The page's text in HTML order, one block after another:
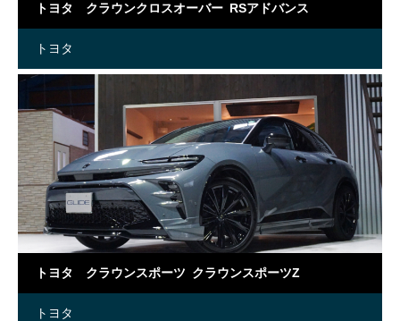
トヨタ クラウンクロスオーバー RSアドバンス
トヨタ
トヨタ クラウンスポーツ クラウンスポーツZ
トヨタ